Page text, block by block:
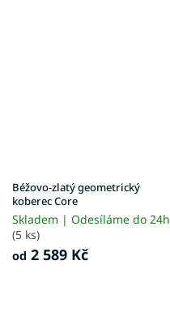
Béžovo-zlatý geometrický
koberec Core
Skladem | Odesíláme do 24h
(5 ks)
od 2 589 Kč